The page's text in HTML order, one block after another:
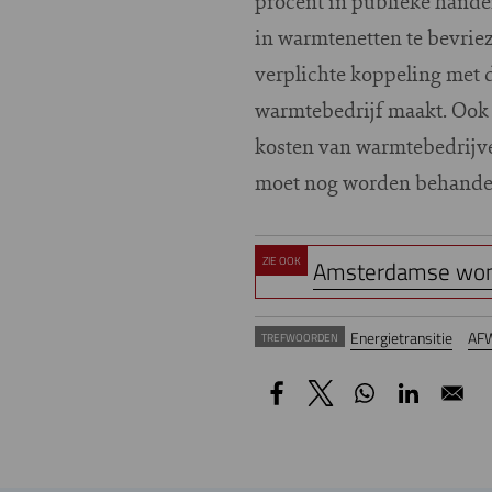
in warmtenetten te
verplichte koppeling met
warmtebedrijf maakt.
kosten van
moet nog worden
ZIE OOK Amsterdamse
TREFWOORDEN Energietransitie